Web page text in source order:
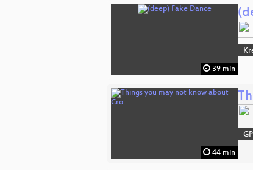
39 min
44 min